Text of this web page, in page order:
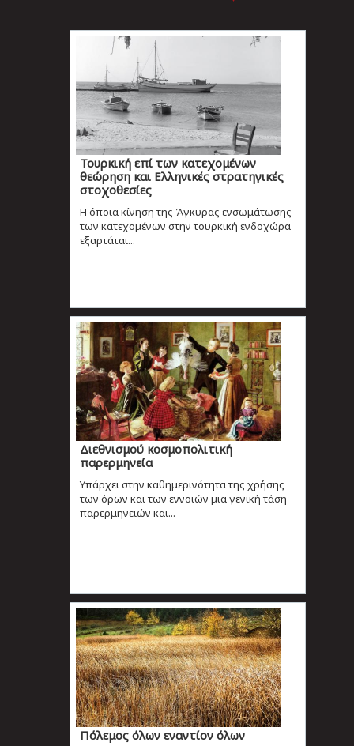
Τουρκική επί των κατεχομένων
θεώρηση και Ελληνικές στρατηγικές
στοχοθεσίες
Η όποια κίνηση της Άγκυρας ενσωμάτωσης
των κατεχομένων στην τουρκική ενδοχώρα
εξαρτάται...
Διεθνισμού κοσμοπολιτική
παρερμηνεία
Υπάρχει στην καθημερινότητα της χρήσης
των όρων και των εννοιών μια γενική τάση
παρερμηνειών και...
Πόλεμος όλων εναντίον όλων